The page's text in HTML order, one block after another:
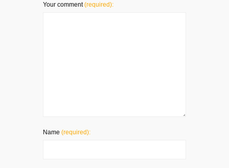
Your comment(required):
Name (required):